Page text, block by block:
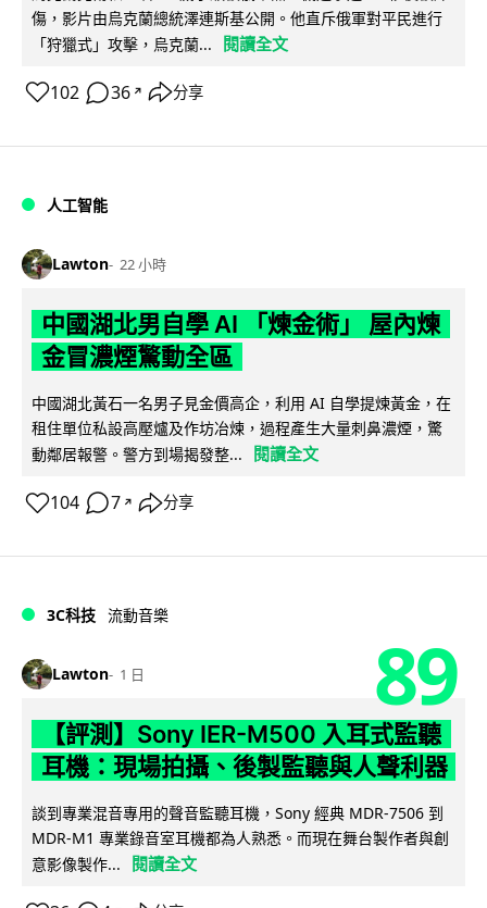
傷，影片由烏克蘭總統澤連斯基公開。他直斥俄軍對平民進行
「狩獵式」攻擊，烏克蘭...
閱讀全文
102 36 ↗ 分享
人工智能
Lawton 22 小時
中國湖北男自學 AI 「煉金術」 屋內煉
金冒濃煙驚動全區
中國湖北黃石一名男子見金價高企，利用 AI 自學提煉黃金，在
租住單位私設高壓爐及作坊冶煉，過程產生大量刺鼻濃煙，驚
動鄰居報警。警方到場揭發整...
閱讀全文
104 7 ↗ 分享
3C科技 流動音樂
Lawton 1 日 89
【評測】Sony IER-M500 入耳式監聽
耳機：現場拍攝、後製監聽與人聲利器
談到專業混音專用的聲音監聽耳機，Sony 經典 MDR-7506 到
MDR-M1 專業錄音室耳機都為人熟悉。而現在舞台製作者與創
意影像製作...
閱讀全文